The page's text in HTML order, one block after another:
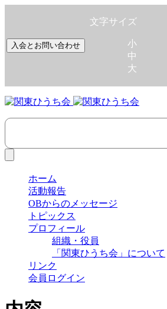
入会とお問い合わせ
文字サイズ
小
中
大
ホーム
活動報告
OBからのメッセージ
トピックス
プロフィール
組織・役員
「関東ひうち会」について
リンク
会員ログイン